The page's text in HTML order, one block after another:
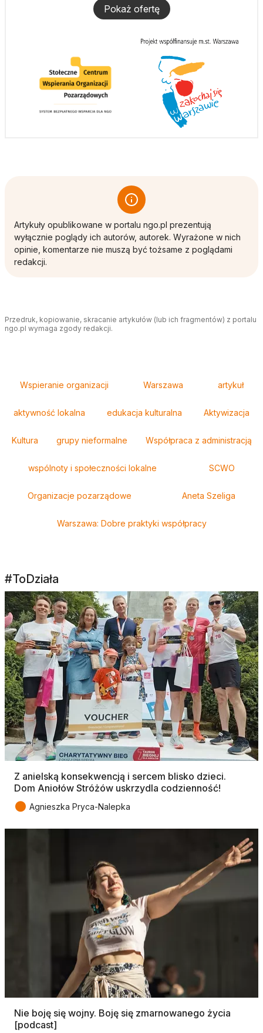
Pokaż ofertę
Artykuły opublikowane w portalu ngo.pl prezentują
wyłącznie poglądy ich autorów, autorek. Wyrażone w nich
opinie, komentarze nie muszą być tożsame z poglądami
redakcji.
Przedruk, kopiowanie, skracanie artykułów (lub ich fragmentów) z portalu
ngo.pl wymaga zgody redakcji.
Wspieranie organizacji Warszawa artykuł
aktywność lokalna edukacja kulturalna Aktywizacja
Kultura grupy nieformalne Współpraca z administracją
wspólnoty i społeczności lokalne SCWO
Organizacje pozarządowe Aneta Szeliga
Warszawa: Dobre praktyki współpracy
#ToDziała
Z anielską konsekwencją i sercem blisko dzieci.
Dom Aniołów Stróżów uskrzydla codzienność!
● Agnieszka Pryca-Nalepka
Nie boję się wojny. Boję się zmarnowanego życia
[podcast]